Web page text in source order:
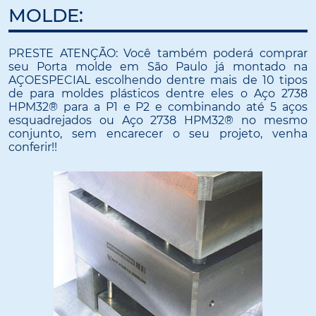
MOLDE:
PRESTE ATENÇÃO: Você também poderá comprar
seu Porta molde em São Paulo já montado na
AÇOESPECIAL escolhendo dentre mais de 10 tipos
de para moldes plásticos dentre eles o Aço 2738
HPM32® para a P1 e P2 e combinando até 5 aços
esquadrejados ou Aço 2738 HPM32® no mesmo
conjunto, sem encarecer o seu projeto, venha
conferir!!